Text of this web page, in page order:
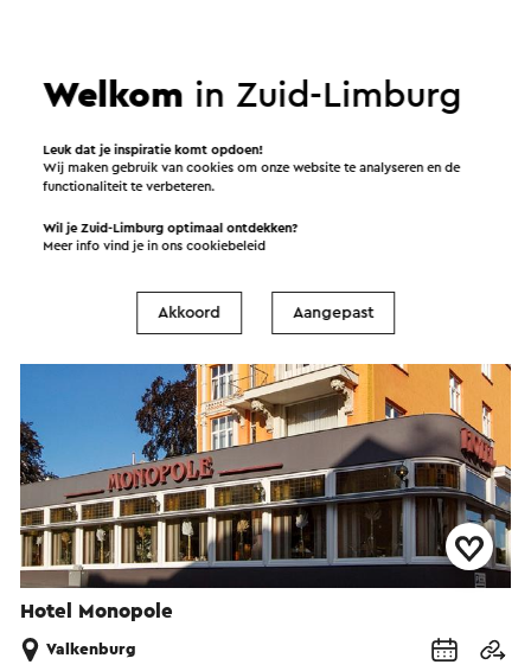
Valkenburg
Hotel Monopole
Hotel
Valkenburg
Welkom in Zuid-Limburg
Leuk dat je inspiratie komt opdoen!
Wij maken gebruik van cookies om onze website te analyseren en de
functionaliteit te verbeteren.
Wil je Zuid-Limburg optimaal ontdekken?
Meer info vind je in onscookiebeleid
Akkoord Aangepast